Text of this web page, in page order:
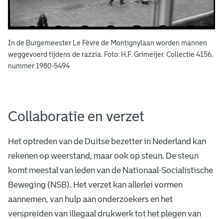
In de Burgemeester Le Fèvre de Montignylaan worden mannen
weggevoerd tijdens de razzia. Foto: H.F. Grimeijer. Collectie 4156,
nummer 1980-5494
Collaboratie en verzet
Het optreden van de Duitse bezetter in Nederland kan
rekenen op weerstand, maar ook op steun. De steun
komt meestal van leden van de Nationaal-Socialistische
Beweging (NSB). Het verzet kan allerlei vormen
aannemen, van hulp aan onderzoekers en het
verspreiden van illegaal drukwerk tot het plegen van